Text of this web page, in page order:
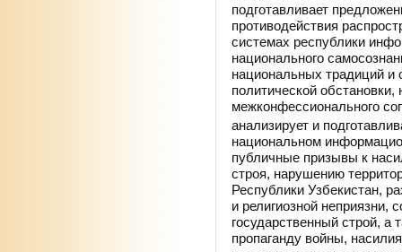
подготавливает
противодействия
системах республики
национального
национальных традиций
политической
межконфессионального
анализирует и
национальном
публичные призывы к
строя, нарушению
Республики Узбекистан,
и религиозной неприязни,
государственный строй,
пропаганду войны,